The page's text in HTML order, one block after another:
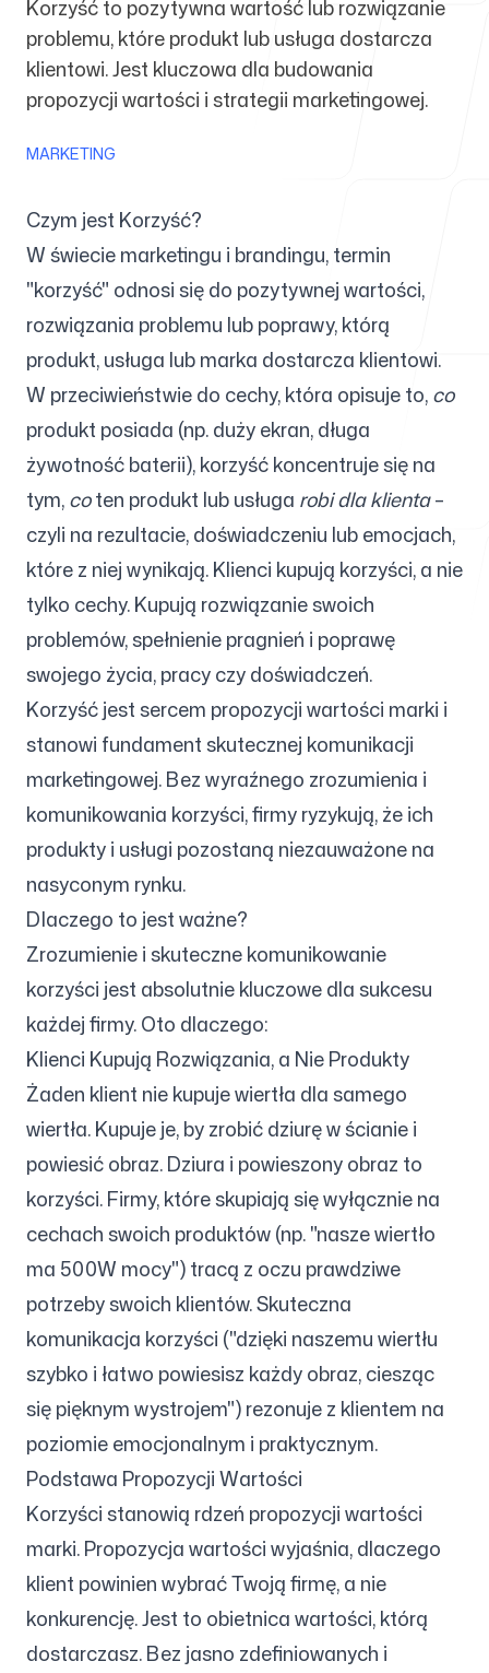
Dla agencji
Blog
Cennik
Centrum pomocy
Darmowe narzędzia
FAQ
Kontakt
Obserwuj nas
Korzyść to pozytywna wartość lub rozwiązanie
problemu, które produkt lub usługa dostarcza
klientowi. Jest kluczowa dla budowania
propozycji wartości i strategii marketingowej.
MARKETING
Czym jest Korzyść?
W świecie marketingu i brandingu, termin
"korzyść" odnosi się do pozytywnej wartości,
rozwiązania problemu lub poprawy, którą
produkt, usługa lub marka dostarcza klientowi.
W przeciwieństwie do cechy, która opisuje to,co
produkt posiada (np. duży ekran, długa
żywotność baterii), korzyść koncentruje się na
tym,coten produkt lub usługa robi dla klienta–
czyli na rezultacie, doświadczeniu lub emocjach,
które z niej wynikają. Klienci kupują korzyści, a nie
tylko cechy. Kupują rozwiązanie swoich
problemów, spełnienie pragnień i poprawę
swojego życia, pracy czy doświadczeń.
Korzyść jest sercem propozycji wartości marki i
stanowi fundament skutecznej komunikacji
marketingowej. Bez wyraźnego zrozumienia i
komunikowania korzyści, firmy ryzykują, że ich
produkty i usługi pozostaną niezauważone na
nasyconym rynku.
Dlaczego to jest ważne?
Zrozumienie i skuteczne komunikowanie
korzyści jest absolutnie kluczowe dla sukcesu
każdej firmy. Oto dlaczego:
Klienci Kupują Rozwiązania, a Nie Produkty
Żaden klient nie kupuje wiertła dla samego
wiertła. Kupuje je, by zrobić dziurę w ścianie i
powiesić obraz. Dziura i powieszony obraz to
korzyści. Firmy, które skupiają się wyłącznie na
cechach swoich produktów (np. "nasze wiertło
ma 500W mocy") tracą z oczu prawdziwe
potrzeby swoich klientów. Skuteczna
komunikacja korzyści ("dzięki naszemu wiertłu
szybko i łatwo powiesisz każdy obraz, ciesząc
się pięknym wystrojem") rezonuje z klientem na
poziomie emocjonalnym i praktycznym.
Podstawa Propozycji Wartości
Korzyści stanowią rdzeń propozycji wartości
marki. Propozycja wartości wyjaśnia, dlaczego
klient powinien wybrać Twoją firmę, a nie
konkurencję. Jest to obietnica wartości, którą
dostarczasz. Bez jasno zdefiniowanych i